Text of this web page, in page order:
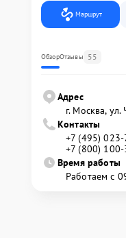
Маршрут
ОбзорОтзывы 55
Адрес
г. Москва,
Контакты
+7 (495)
+7 (800)
Время работы
Работаем с